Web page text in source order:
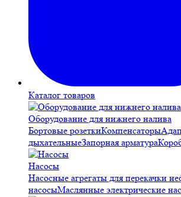
Каталог товаров
Оборудование для нижнего налива
Бортовые розеткиКомпенсаторы
дыхательныеЗапорная арматура
Насосы
Насосные агрегаты для перекачки
насосыМаслянные электрические